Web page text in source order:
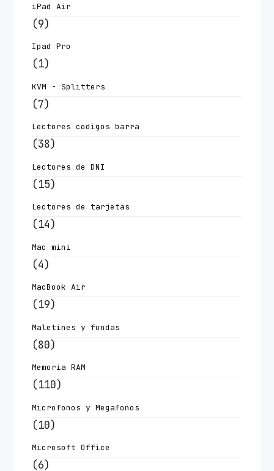
iPad Air
(9)
Ipad Pro
(1)
KVM - Splitters
(7)
Lectores codigos barra
(38)
Lectores de DNI
(15)
Lectores de tarjetas
(14)
Mac mini
(4)
MacBook Air
(19)
Maletines y fundas
(80)
Memoria RAM
(110)
Microfonos y Megafonos
(10)
Microsoft Office
(6)